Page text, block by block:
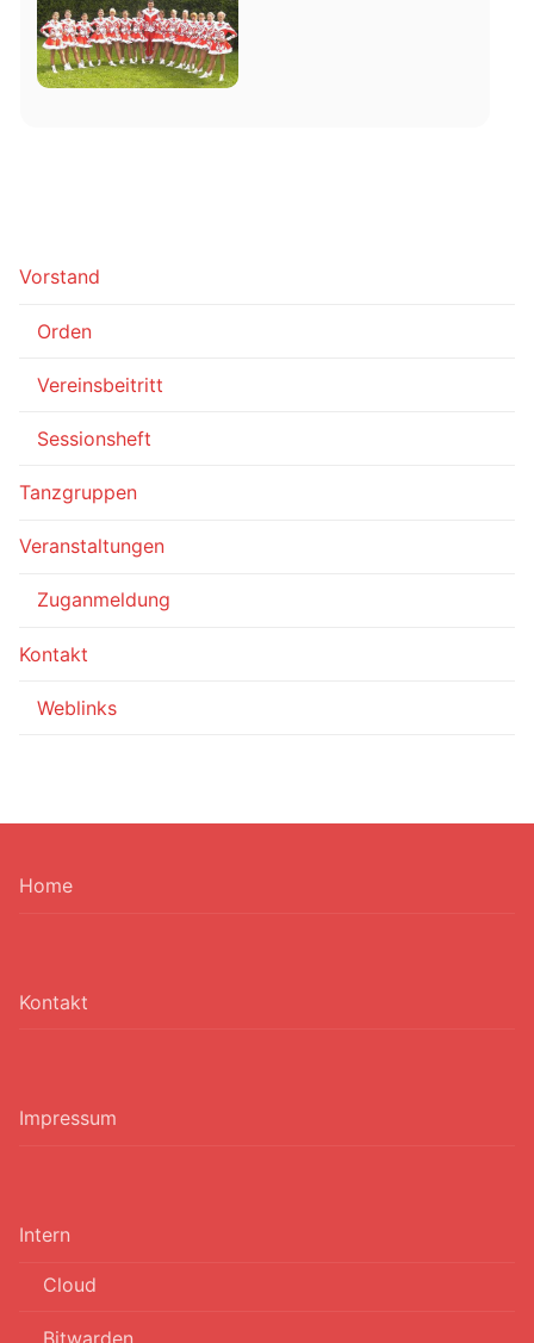
Vorstand
Orden
Vereinsbeitritt
Sessionsheft
Tanzgruppen
Veranstaltungen
Zuganmeldung
Kontakt
Weblinks
Home
Kontakt
Impressum
Intern
Cloud
Bitwarden